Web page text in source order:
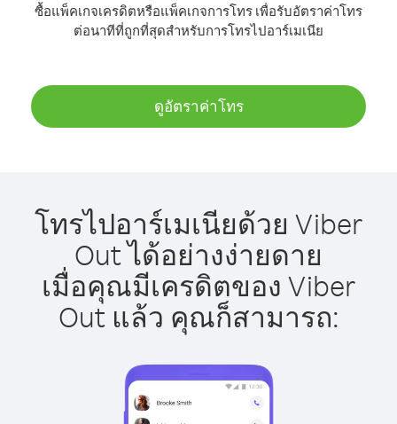
ซื้อแพ็คเกจเครดิตหรือแพ็คเกจการโทร เพื่อรับอัตราค่าโทร
ต่อนาทีที่ถูกที่สุดสำหรับการโทรไปอาร์เมเนีย
ดูอัตราค่าโทร
โทรไปอาร์เมเนียด้วย Viber
Out ได้อย่างง่ายดาย
เมื่อคุณมีเครดิตของ Viber
Out แล้ว คุณก็สามารถ: